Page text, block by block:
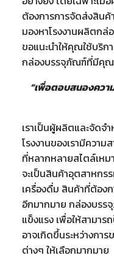
ต้องการการจัดส่งสิน
มองหาโรงงานผลิตกล่
ขอแนะนำให้คุณใช้บริก
กล่องบรรจุภัณฑ์ที่มีคุณ
“เพื่อตอบสนองควา
เราเป็นผู้ผลิตและจัดจ
โรงงานของเรามีควา
ที่หลากหลายสไตล์เหม
จะเป็นสินค้าอุตสาหกร
เครื่องดื่ม สินค้าที่ต้อง
อีกมากมาย กล่องบร
แข็งแรง เพื่อให้สามา
อาจเกิดขึ้นระหว่างกา
ต่างๆ ให้เลือกมากมาย